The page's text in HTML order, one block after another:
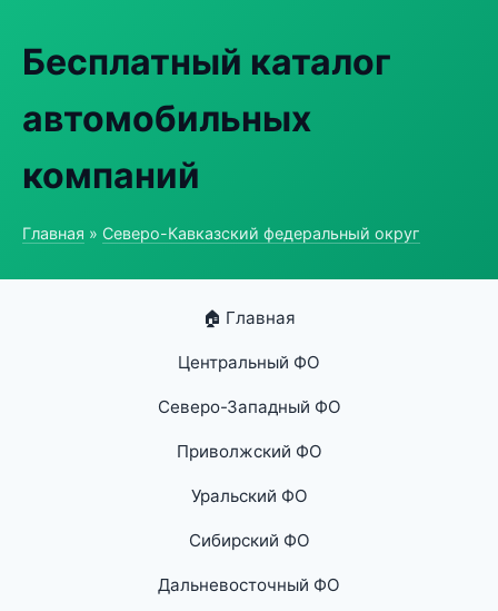
Бесплатный каталог
автомобильных
компаний
Главная » Северо-Кавказский федеральный округ
🏠 Главная
Центральный ФО
Северо-Западный ФО
Приволжский ФО
Уральский ФО
Сибирский ФО
Дальневосточный ФО